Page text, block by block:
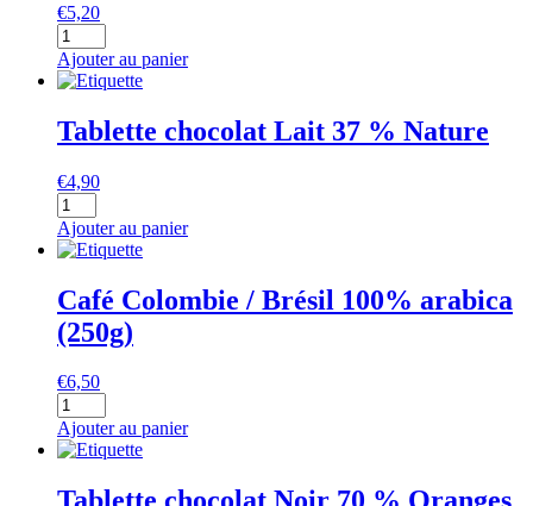
Amandes
Noisettes
€5,20
quantité
de
Tablette
chocolat
Lait
37
Caramel
Ajouter au panier
Tablette chocolat Lait 37 % Nature
€4,90
quantité
de
Tablette
chocolat
Lait
37
%
Nature
Ajouter au panier
Café Colombie / Brésil 100% arabica
(250g)
€6,50
quantité
de
Café
Colombie
/
Ajouter au panier